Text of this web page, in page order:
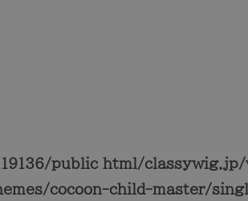
public_html/
cocoon-child-master/